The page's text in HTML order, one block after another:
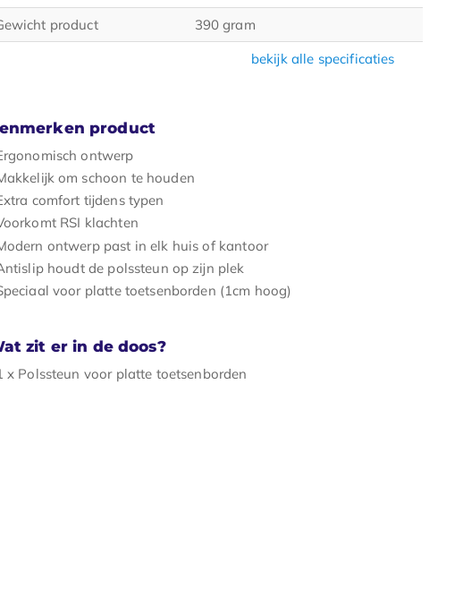
product
390 gram
bekijk alle specificaties
product
ontwerp
om schoon te houden
comfort tijdens typen
RSI klachten
ontwerp past in elk huis of kantoor
houdt de polssteun op zijn plek
voor platte toetsenborden (1cm hoog)
zit er in de doos?
x Polssteun voor platte toetsenborden